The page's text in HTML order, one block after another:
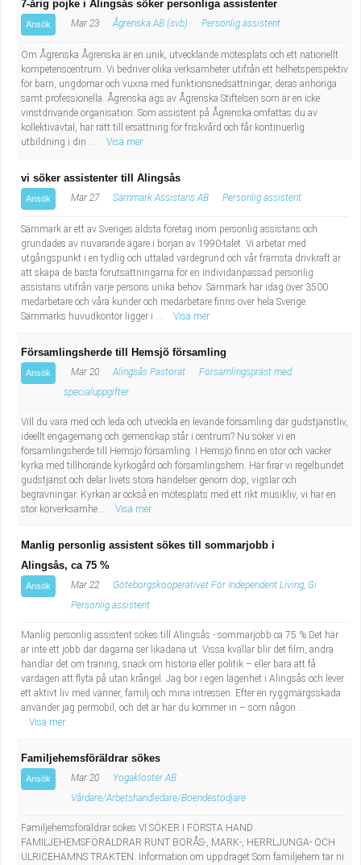
7-årig pojke i Alingsås söker personliga assistenter
Ansök Mar 23 Ågrenska AB (svb) Personlig assistent
Om Ågrenska Ågrenska är en unik, utvecklande mötesplats och ett nationellt
kompetenscentrum. Vi bedriver olika verksamheter utifrån ett helhetsperspektiv
för barn, ungdomar och vuxna med funktionsnedsättningar, deras anhöriga
samt professionella. Ågrenska ägs av Ågrenska Stiftelsen som är en icke
vinstdrivande organisation. Som assistent på Ågrenska omfattas du av
kollektivavtal, har rätt till ersättning för friskvård och får kontinuerlig
utbildning i din ...
Visa mer
vi söker assistenter till Alingsås
Ansök Mar 27 Särnmark Assistans AB Personlig assistent
Särnmark är ett av Sveriges äldsta företag inom personlig assistans och
grundades av nuvarande ägare i början av 1990-talet. Vi arbetar med
utgångspunkt i en tydlig och uttalad värdegrund och vår främsta drivkraft är
att skapa de bästa förutsättningarna för en individanpassad personlig
assistans utifrån varje persons unika behov. Särnmark har idag över 3500
medarbetare och våra kunder och medarbetare finns över hela Sverige.
Särnmarks huvudkontor ligger i ...
Visa mer
Församlingsherde till Hemsjö församling
Ansök Mar 20 Alingsås Pastorat
Församlingspräst med
specialuppgifter
Vill du vara med och leda och utveckla en levande församling där gudstjänstliv,
ideellt engagemang och gemenskap står i centrum? Nu söker vi en
församlingsherde till Hemsjö församling. I Hemsjö finns en stor och vacker
kyrka med tillhörande kyrkogård och församlingshem. Här firar vi regelbundet
gudstjänst och delar livets stora händelser genom dop, vigslar och
begravningar. Kyrkan är också en mötesplats med ett rikt musikliv, vi har en
stor körverksamhe...
Visa mer
Manlig personlig assistent sökes till sommarjobb i
Alingsås, ca 75 %
Ansök Mar 22
Göteborgskooperativet För Independent Living, Gi
Personlig assistent
Manlig personlig assistent sökes till Alingsås - sommarjobb ca 75 % Det här
är inte ett jobb där dagarna ser likadana ut. Vissa kvällar blir det film, andra
handlar det om träning, snack om historia eller politik – eller bara att få
vardagen att flyta på utan krångel. Jag bor i egen lägenhet i Alingsås och lever
ett aktivt liv med vänner, familj och mina intressen. Efter en ryggmärgsskada
använder jag permobil, och det är här du kommer in – som någon ...
Visa mer
Familjehemsföräldrar sökes
Ansök Mar 20
Yogakloster AB
Vårdare/Arbetshandledare/Boendestödjare
Familjehemsföräldrar sökes VI SÖKER I FÖRSTA HAND
FAMILJEHEMSFÖRÄLDRAR RUNT BORÅS-, MARK-, HERRLJUNGA- OCH
ULRICEHAMNS TRAKTEN. Information om uppdraget Som familjehem tar ni